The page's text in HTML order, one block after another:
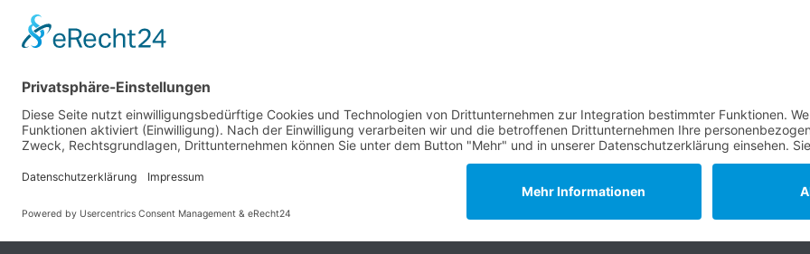
Mehr Informationen
Koordinaten: 46325 51.860601, 6.881321
(gegenüber Liese-Meitner-Straße 22)